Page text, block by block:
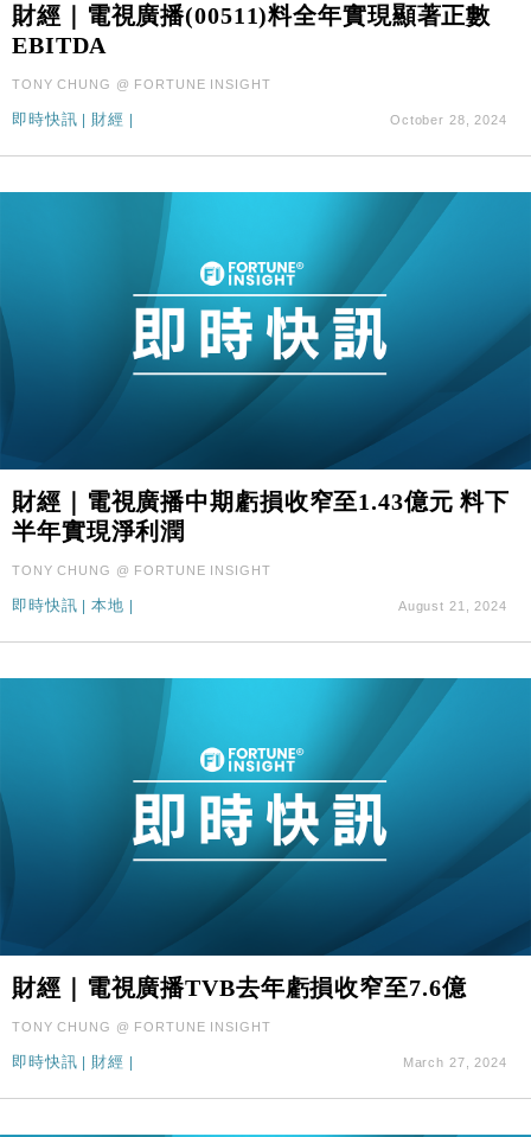
財經｜電視廣播(00511)料全年實現顯著正數
EBITDA
TONY CHUNG @ FORTUNE INSIGHT
即時快訊 | 財經 | October 28, 2024
財經｜電視廣播中期虧損收窄至1.43億元 料下
半年實現淨利潤
TONY CHUNG @ FORTUNE INSIGHT
即時快訊 |本地 | August 21, 2024
財經｜電視廣播TVB去年虧損收窄至7.6億
TONY CHUNG @ FORTUNE INSIGHT
即時快訊 財經 March 27, 2024